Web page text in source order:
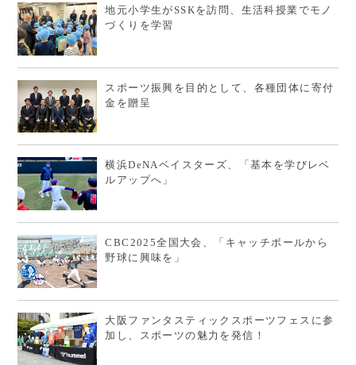
地元小学生がSSKを訪問、生活科授業でモノ
づくりを学習
スポーツ振興を目的として、各種団体に寄付
金を贈呈
横浜DeNAベイスターズ、「基本を学びレベ
ルアップへ」
CBC2025全国大会、「キャッチボールから
野球に興味を」
大阪ファンタスティックスポーツフェスに参
加し、スポーツの魅力を発信！